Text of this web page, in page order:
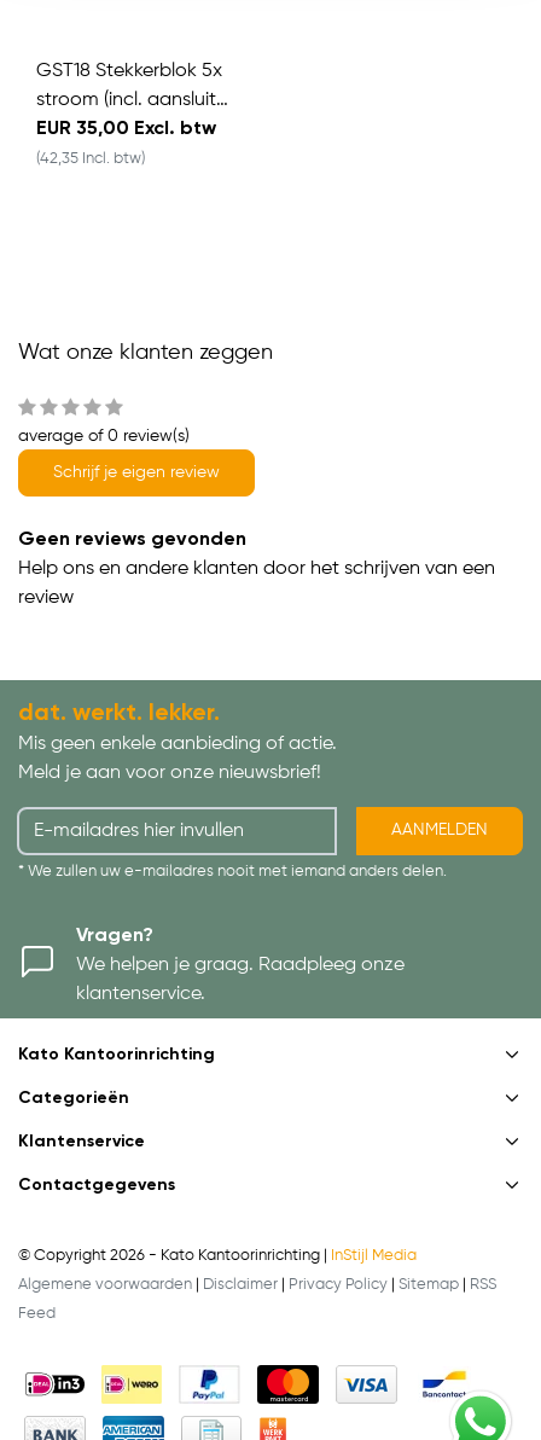
GST18 Stekkerblok 5x
stroom (incl. aansluitk
abel 3 meter)
EUR 35,00 Excl. btw
(42,35 Incl. btw)
Wat onze klanten zeggen
average of 0 review(s)
Schrijf je eigen review
Geen reviews gevonden
Help ons en andere klanten door het schrijven van een
review
dat. werkt. lekker.
Mis geen enkele aanbieding of actie.
Meld je aan voor onze nieuwsbrief!
AANMELDEN
* We zullen uw e-mailadres nooit met iemand anders delen.
Vragen?
We helpen je graag. Raadpleeg onze
klantenservice.
Kato Kantoorinrichting
Categorieën
Klantenservice
Contactgegevens
© Copyright 2026 - Kato Kantoorinrichting |
InStijl Media
Algemene voorwaarden
Disclaimer Privacy Policy Sitemap
RSS
Feed